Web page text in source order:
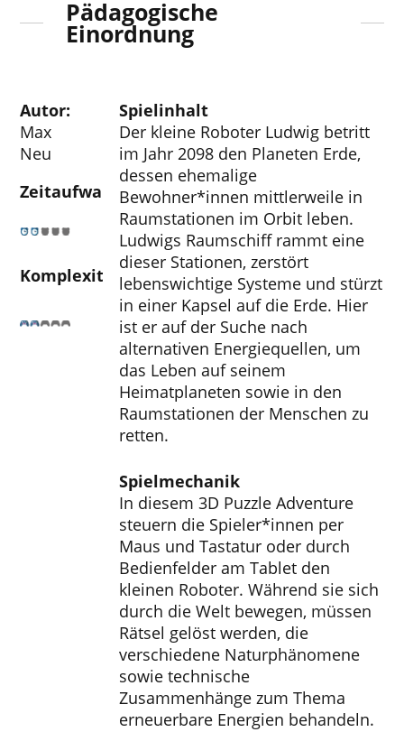
Pädagogische
Einordnung
Autor:
Max
Neu
Zeitaufwand
Komplexität
Spielinhalt
Der kleine Roboter Ludwig betritt
im Jahr 2098 den Planeten Erde,
dessen ehemalige
Bewohner*innen mittlerweile in
Raumstationen im Orbit leben.
Ludwigs Raumschiff rammt eine
dieser Stationen, zerstört
lebenswichtige Systeme und stürzt
in einer Kapsel auf die Erde. Hier
ist er auf der Suche nach
alternativen Energiequellen, um
das Leben auf seinem
Heimatplaneten sowie in den
Raumstationen der Menschen zu
retten.
Spielmechanik
In diesem 3D Puzzle Adventure
steuern die Spieler*innen per
Maus und Tastatur oder durch
Bedienfelder am Tablet den
kleinen Roboter. Während sie sich
durch die Welt bewegen, müssen
Rätsel gelöst werden, die
verschiedene Naturphänomene
sowie technische
Zusammenhänge zum Thema
erneuerbare Energien behandeln.